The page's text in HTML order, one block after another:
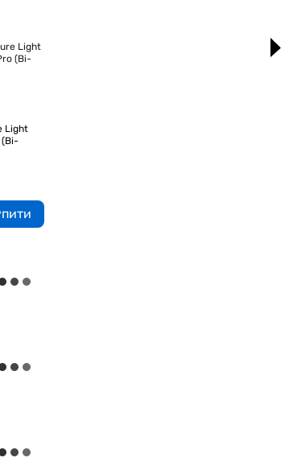
Light
(Bi-